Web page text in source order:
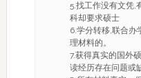
5.找工作没有文凭,
科却要求硕士
6.学分转移,联合办
理材料的。
7.获得真实的国外
读经历存在问题或